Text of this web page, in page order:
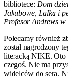
bibliotece: Dom
Jakubowe, Lalka i
Profesor Andrews w
Polecamy również
został nagrodzony
literacką NIKE. Oto
czegoś. Nie ma
widelców do sera.